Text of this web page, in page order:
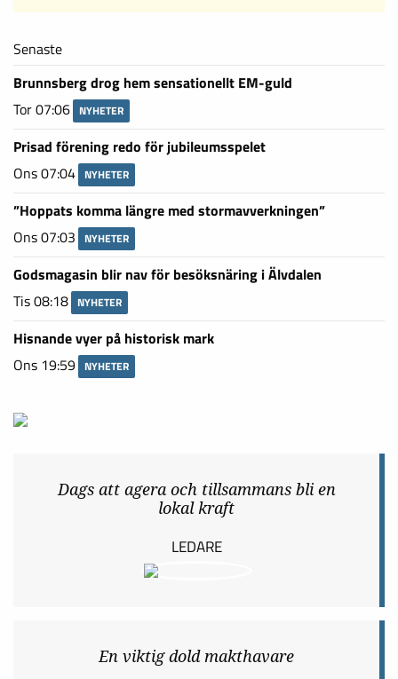
Senaste
Brunnsberg drog hem sensationellt EM-guld
Tor 07:06 NYHETER
Prisad förening redo för jubileumsspelet
Ons 07:04 NYHETER
”Hoppats komma längre med stormavverkningen”
Ons 07:03
NYHETER
Godsmagasin blir nav för besöksnäring i Älvdalen
Tis 08:18 NYHETER
Hisnande vyer på historisk mark
Ons 19:59 NYHETER
Dags att agera och tillsammans bli en
lokal kraft
LEDARE
En viktig dold makthavare